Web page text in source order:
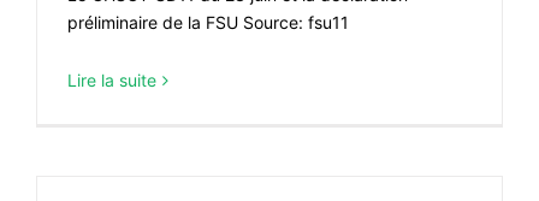
préliminaire de la FSU Source: fsu11
Lire la suite